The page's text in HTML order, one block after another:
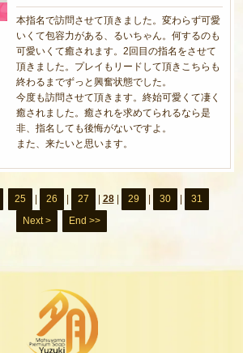
本指名で訪問させて頂きました。変わらず可愛
いくて包容力がある、るいちゃん。何するのも
可愛いくて癒されます。2回目の指名をさせて
頂きました。プレイもリードして頂きこちらも
終わるまでずっと興奮状態でした。
今度も訪問させて頂きます。終始可愛くて凄く
癒されました。癒されを求めてられるなら是
非、指名しても後悔がないですよ。
また、来たいと思います。
25 | 26 | 27 | 28| 29 | 30 |
31
Next >
End >>